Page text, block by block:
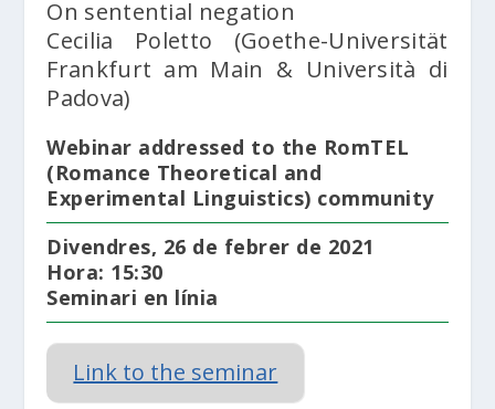
On sentential negation
Cecilia Poletto (Goethe-Universität
Frankfurt am Main & Università di
Padova)
Webinar addressed to the RomTEL
(Romance Theoretical and
Experimental Linguistics) community
Divendres, 26 de febrer de 2021
Hora: 15:30
Seminari en línia
Link to the seminar